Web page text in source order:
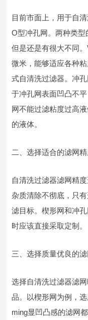
目前市面上，用于自
O型冲孔网。两种类型
但是还是有很大不同
微米，能够适应各种
式自清洗过滤器。冲
于冲孔网表面凹凸不
网不能过滤粘度过高
的液体。
二、选择适合的滤网
自清洗过滤器滤网精
杂质清除不彻底，只
滤目标。楔形网和冲
时应该直接采取定制。
三、选择质量优良的滤
选择自清洗过滤器滤
品。以楔形网为例，
ming显凹凸感的滤网